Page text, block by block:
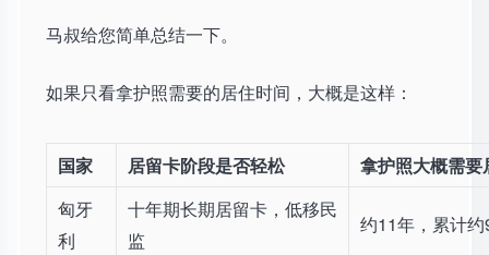
马叔给您简单总结一下。
如果只看拿护照需要的居住时间，大概是这样：
国家 居留卡阶段是否轻松
拿护照大概需要
匈牙
利
十年期长期居留卡，低移民
监
约11年，累计